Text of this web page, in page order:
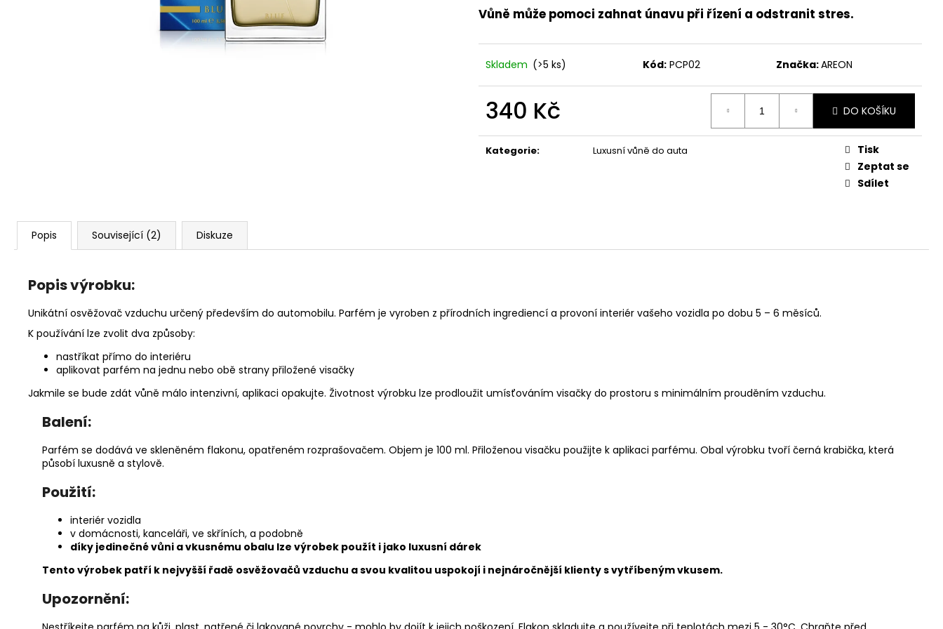
Vůně může pomoci zahnat únavu při řízení a odstranit stres.
Skladem (>5 ks) Kód: PCP02 Značka:AREON
340 Kč DO KOŠÍKU
Kategorie: Luxusní vůně do auta
Tisk
Zeptat se
Sdílet
Popis Související (2) Diskuze
Popis výrobku:
Unikátní osvěžovač vzduchu určený především do automobilu. Parfém je vyroben z přírodních ingrediencí a provoní interiér vašeho vozidla po dobu 5 – 6 měsíců.
K používání lze zvolit dva způsoby:
nastříkat přímo do interiéru
aplikovat parfém na jednu nebo obě strany přiložené visačky
Jakmile se bude zdát vůně málo intenzivní, aplikaci opakujte. Životnost výrobku lze prodloužit umísťováním visačky do prostoru s minimálním prouděním vzduchu.
Balení:
Parfém se dodává ve skleněném flakonu, opatřeném rozprašovačem. Objem je 100 ml. Přiloženou visačku použijte k aplikaci parfému. Obal výrobku tvoří černá krabička, která
působí luxusně a stylově.
Použití:
interiér vozidla
v domácnosti, kanceláři, ve skříních, a podobně
díky jedinečné vůni a vkusnému obalu lze výrobek použít i jako luxusní dárek
Tento výrobek patří k nejvyšší řadě osvěžovačů vzduchu a svou kvalitou uspokojí i nejnáročnější klienty s vytříbeným vkusem.
Upozornění:
67 Kč
219 Kč